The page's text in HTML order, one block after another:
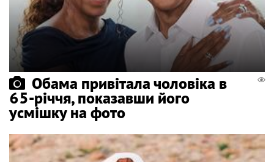
Обама привітала чоловіка в
65-річчя, показавши його
усмішку на фото